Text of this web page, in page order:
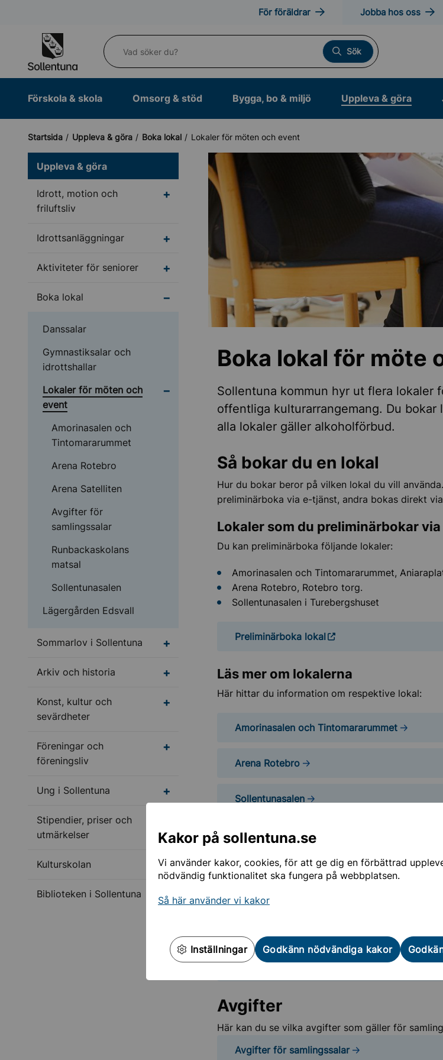
Kakor på sollentuna.se
Vi använder kakor, cookies, för att ge dig en förbättrad
nödvändig funktionalitet ska fungera på webbplatsen.
Så här använder vi kakor
Inställningar Godkänn nödvändiga kakor
För föräldrar Jobba hos oss
Vad söker du?
Sök
Förskola & skola Omsorg & stöd Bygga, bo & miljö Uppleva & göra
Startsida Uppleva & göra Boka lokal Lokaler för möten och event
Uppleva & göra
Idrott, motion och
friluftsliv
Undermeny för Idrott, motion och friluftsliv
Idrottsanläggningar Undermeny för Idrottsanläggningar
Aktiviteter för seniorer Undermeny för Aktiviteter för seniorer
Boka lokal Undermeny för Boka lokal
Danssalar
Gymnastiksalar och
idrottshallar
Lokaler för möten och
event
Undermeny för Lokaler för möten och event
Amorinasalen och
Tintomararummet
Arena Rotebro
Arena Satelliten
Avgifter för
samlingssalar
Runbackaskolans
matsal
Sollentunasalen
Lägergården Edsvall
Sommarlov i Sollentuna Undermeny för Sommarlov i Sollentuna
Arkiv och historia Undermeny för Arkiv och historia
Konst, kultur och
sevärdheter
Undermeny för Konst, kultur och sevärdheter
Föreningar och
föreningsliv
Undermeny för Föreningar och föreningsliv
Ung i Sollentuna Undermeny för Ung i Sollentuna
Stipendier, priser och
utmärkelser
Kulturskolan
Biblioteken i Sollentuna
Boka lokal för möte
Sollentuna kommun hyr ut flera lokaler
offentliga kulturarrangemang. Du bokar
alla lokaler gäller alkoholförbud.
Så bokar du en lokal
Hur du bokar beror på vilken lokal du vill
preliminärboka via e-tjänst, andra bokas direkt
Lokaler som du preliminärbokar
Du kan preliminärboka följande lokaler:
Amorinasalen och Tintomararummet,
Arena Rotebro, Rotebro torg.
Sollentunasalen i Turebergshuset
Preliminärboka lokal
Läs mer om lokalerna
Här hittar du information om respektive lokal:
Amorinasalen och Tintomararummet
Arena Rotebro
Sollentunasalen
Lokaler som bokas på annat sätt
Vissa lokaler bokas direkt via ansvarig verksamhet:
Runbackaskolans matsal bokas genom skolan.
Arena Satelliten bokas genom kontakt med
Arena Satelliten
Avgifter
Här kan du se vilka avgifter som gäller för
Avgifter för samlingssalar